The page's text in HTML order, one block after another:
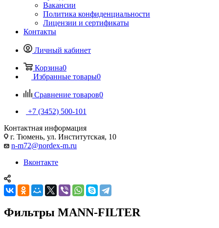
Вакансии
Политика конфиденциальности
Лицензии и сертификаты
Контакты
Личный кабинет
Корзина0
Избранные товары0
Сравнение товаров0
+7 (3452) 500-101
Контактная информация
г. Тюмень, ул. Институтская, 10
n-m72@nordex-m.ru
Вконтакте
Фильтры MANN-FILTER